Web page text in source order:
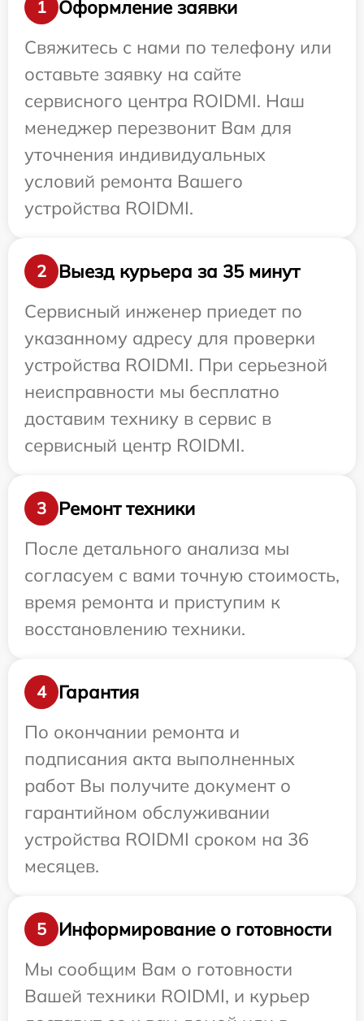
1
Оформление заявки
Свяжитесь с нами по телефону или
оставьте заявку на сайте
сервисного центра ROIDMI. Наш
менеджер перезвонит Вам для
уточнения индивидуальных
условий ремонта Вашего
устройства ROIDMI.
2
Выезд курьера за 35 минут
Сервисный инженер приедет по
указанному адресу для проверки
устройства ROIDMI. При серьезной
неисправности мы бесплатно
доставим технику в сервис в
сервисный центр ROIDMI.
3
Ремонт техники
После детального анализа мы
согласуем с вами точную стоимость,
время ремонта и приступим к
восстановлению техники.
4
Гарантия
По окончании ремонта и
подписания акта выполненных
работ Вы получите документ о
гарантийном обслуживании
устройства ROIDMI сроком на 36
месяцев.
5
Информирование о готовности
Мы сообщим Вам о готовности
Вашей техники ROIDMI, и курьер